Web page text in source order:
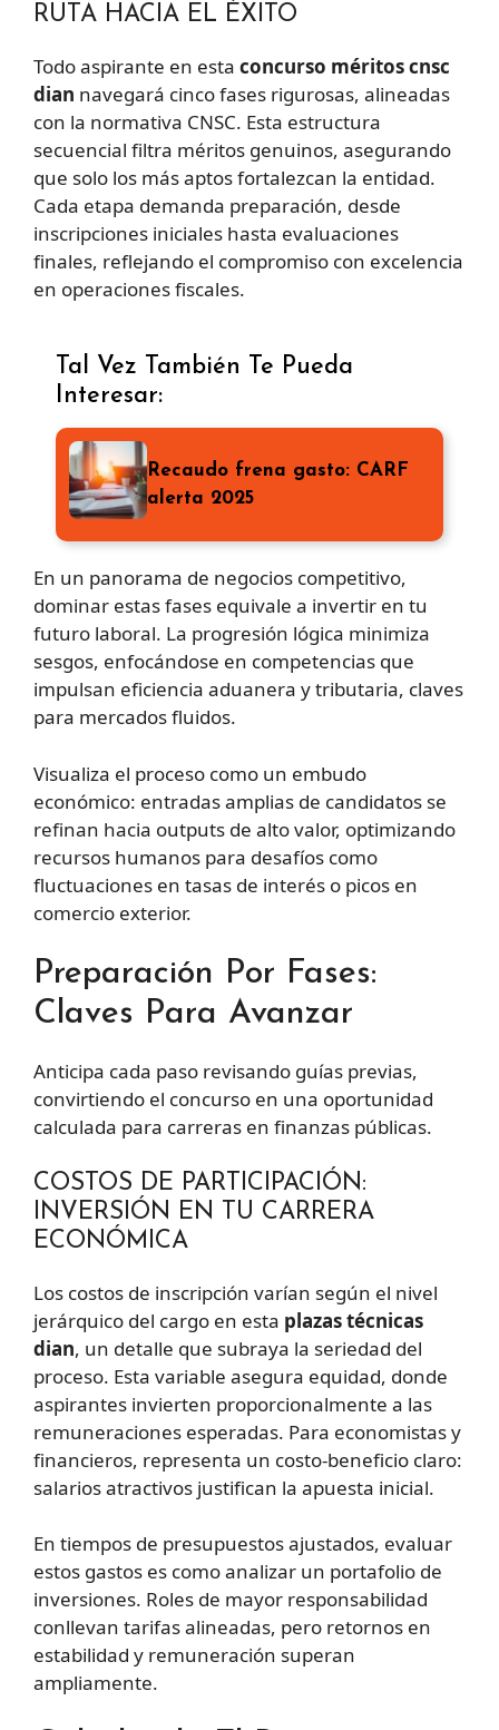
RUTA HACIA EL ÉXITO
Todo aspirante en esta concurso méritos cnsc
dian navegará cinco fases rigurosas, alineadas
con la normativa CNSC. Esta estructura
secuencial filtra méritos genuinos, asegurando
que solo los más aptos fortalezcan la entidad.
Cada etapa demanda preparación, desde
inscripciones iniciales hasta evaluaciones
finales, reflejando el compromiso con excelencia
en operaciones fiscales.
Tal Vez También Te Pueda
Interesar:
Recaudo frena gasto: CARF
alerta 2025
En un panorama de negocios competitivo,
dominar estas fases equivale a invertir en tu
futuro laboral. La progresión lógica minimiza
sesgos, enfocándose en competencias que
impulsan eficiencia aduanera y tributaria, claves
para mercados fluidos.
Visualiza el proceso como un embudo
económico: entradas amplias de candidatos se
refinan hacia outputs de alto valor, optimizando
recursos humanos para desafíos como
fluctuaciones en tasas de interés o picos en
comercio exterior.
Preparación Por Fases:
Claves Para Avanzar
Anticipa cada paso revisando guías previas,
convirtiendo el concurso en una oportunidad
calculada para carreras en finanzas públicas.
COSTOS DE PARTICIPACIÓN:
INVERSIÓN EN TU CARRERA
ECONÓMICA
Los costos de inscripción varían según el nivel
jerárquico del cargo en esta plazas técnicas
dian, un detalle que subraya la seriedad del
proceso. Esta variable asegura equidad, donde
aspirantes invierten proporcionalmente a las
remuneraciones esperadas. Para economistas y
financieros, representa un costo-beneficio claro:
salarios atractivos justifican la apuesta inicial.
En tiempos de presupuestos ajustados, evaluar
estos gastos es como analizar un portafolio de
inversiones. Roles de mayor responsabilidad
conllevan tarifas alineadas, pero retornos en
estabilidad y remuneración superan
ampliamente.